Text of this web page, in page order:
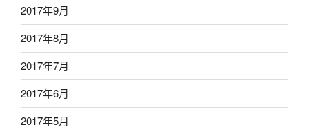
2017年9月
2017年8月
2017年7月
2017年6月
2017年5月